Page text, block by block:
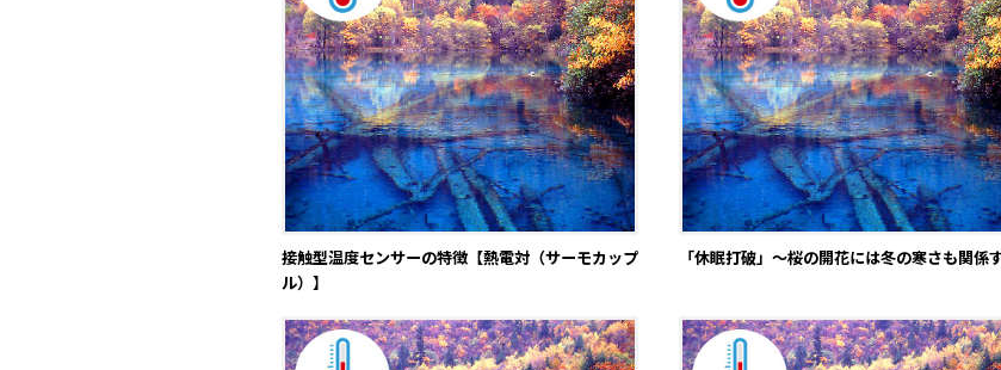
接触型温度センサーの特徴【熱電対（サーモカップ
ル）】
「休眠打破」～桜の開花には冬の寒さも関係